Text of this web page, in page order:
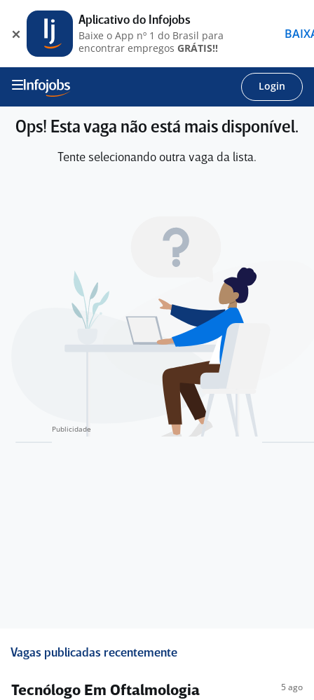
Login
Ops! Esta vaga não está mais disponível.
Tente selecionando outra vaga da lista.
Vagas publicadas recentemente
Tecnólogo Em Oftalmologia 5 ago
Aplicativo do Infojobs
Baixe o App nº 1 do Brasil para
encontrar empregos GRÁTIS!!